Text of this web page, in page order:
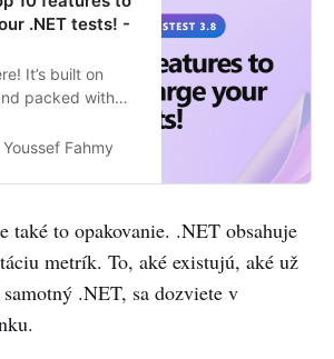
.NET tests! -
It’s built on
packed with
testing
Youssef Fahmy
také to opakovanie. .NET obsahuje
metrík. To, aké existujú, aké už
.NET, sa dozviete v